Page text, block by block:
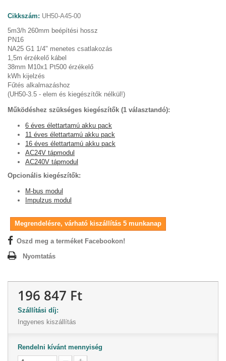
Cikkszám: UH50-A45-00
5m3/h 260mm beépítési hossz
PN16
NA25 G1 1/4" menetes csatlakozás
1,5m érzékelő kábel
38mm M10x1 Pt500 érzékelő
kWh kijelzés
Fűtés alkalmazáshoz
(UH50-3.5 - elem és kiegészítők nélkül!)
Működéshez szükséges kiegészítők (1 választandó):
6 éves élettartamú akku pack
11 éves élettartamú akku pack
16 éves élettartamú akku pack
AC24V tápmodul
AC240V tápmodul
Opcionális kiegészítők:
M-bus modul
Impulzus modul
Megrendelésre, várható kiszállítás 5 munkanap
Oszd meg a terméket Facebookon!
Nyomtatás
196 847 Ft
Szállítási díj:
Ingyenes kiszállítás
Rendelni kívánt mennyiség